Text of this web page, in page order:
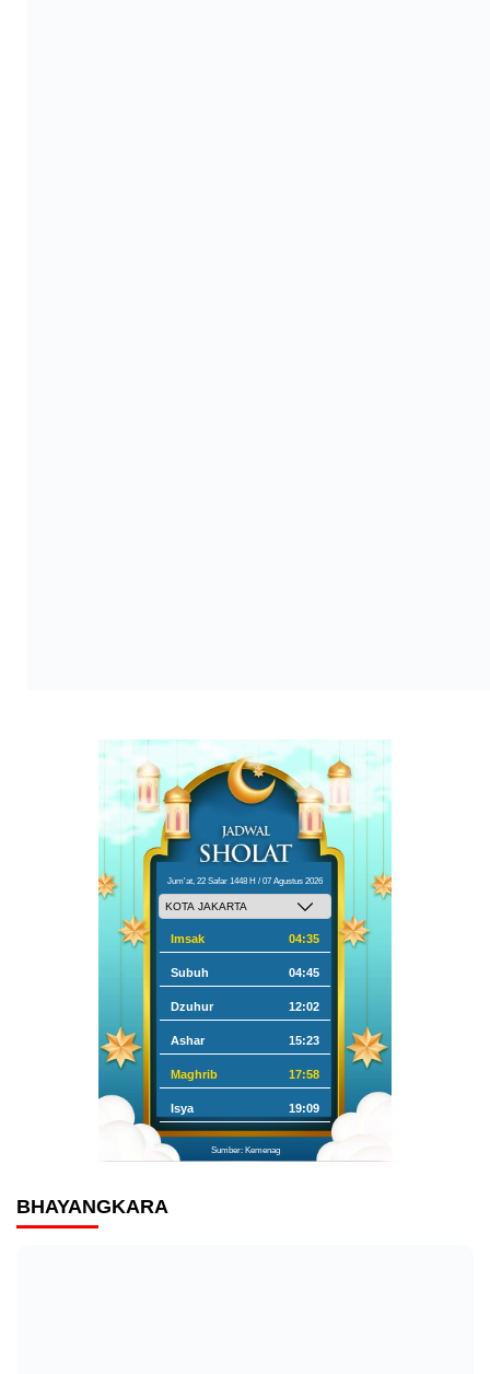
Jum'at, 22 Safar 1448 H / 07 Agustus 2026
Imsak 04:35
Subuh 04:45
Dzuhur 12:02
Ashar 15:23
Maghrib 17:58
Isya 19:09
Sumber: Kemenag
BHAYANGKARA